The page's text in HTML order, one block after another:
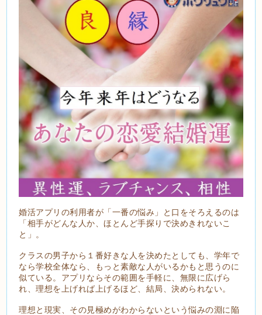
婚活アプリの利用者が「一番の悩み」と口をそろえるのは
「相手がどんな人か、ほとんど手探りで決めきれないこ
と」。
クラスの男子から１番好きな人を決めたとしても、学年で
なら学校全体なら、もっと素敵な人がいるかもと思うのに
似ている。アプリならその範囲を手軽に、無限に広げら
れ、理想を上げれば上げるほど、結局、決められない。
理想と現実、その見極めがわからないという悩みの淵に陥